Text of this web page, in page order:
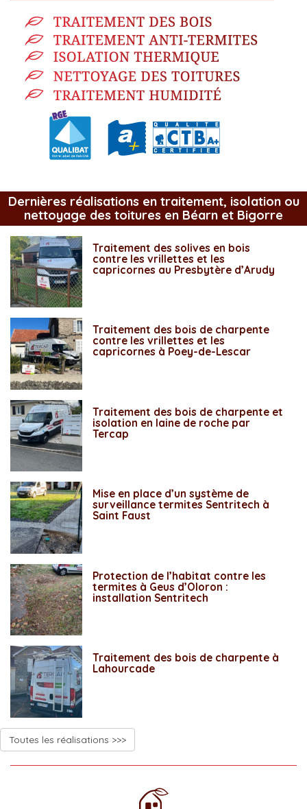
Dernières réalisations en traitement, isolation ou
nettoyage des toitures en Béarn et Bigorre
Traitement des solives en bois
contre les vrillettes et les
capricornes au Presbytère d’Arudy
Traitement des bois de charpente
contre les vrillettes et les
capricornes à Poey-de-Lescar
Traitement des bois de charpente et
isolation en laine de roche par
Tercap
Mise en place d’un système de
surveillance termites Sentritech à
Saint Faust
Protection de l’habitat contre les
termites à Geus d’Oloron :
installation Sentritech
Traitement des bois de charpente à
Lahourcade
Toutes les réalisations >>>